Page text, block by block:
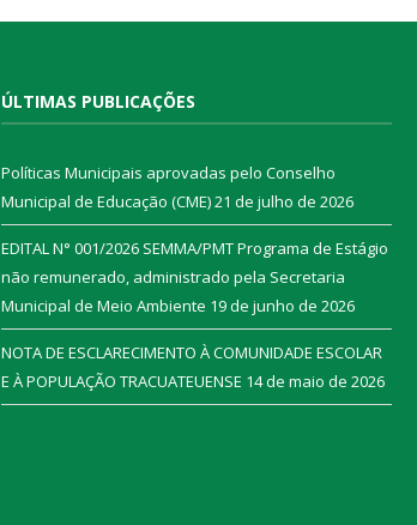
ÚLTIMAS PUBLICAÇÕES
Políticas Municipais aprovadas pelo Conselho
Municipal de Educação (CME)21 de julho de 2026
EDITAL N° 001/2026 SEMMA/PMT Programa de Estágio
não remunerado, administrado pela Secretaria
Municipal de Meio Ambiente 19 de junho de 2026
NOTA DE ESCLARECIMENTO À COMUNIDADE ESCOLAR
E À POPULAÇÃO TRACUATEUENSE 14 de maio de 2026